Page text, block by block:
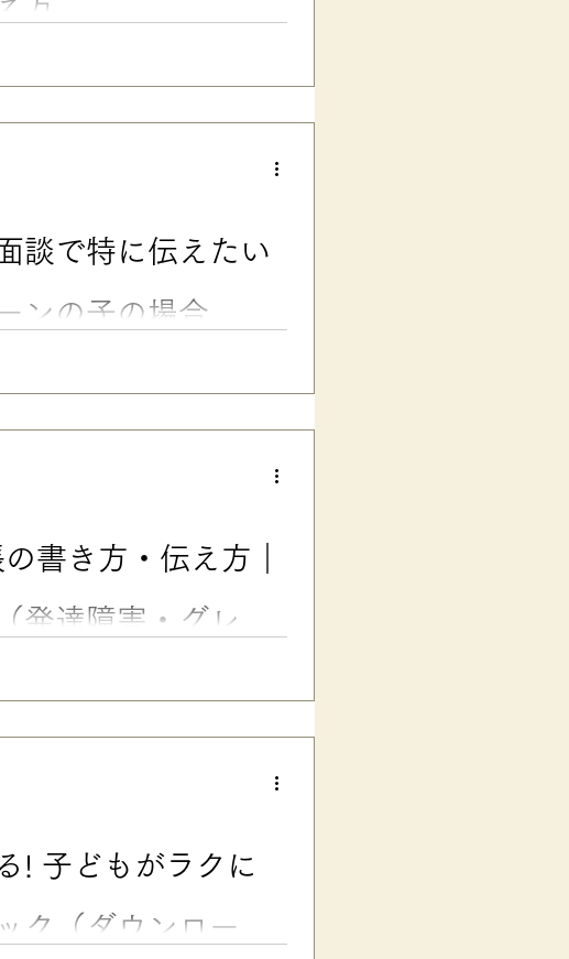
診断書を求められた時の考え方、担任
あるものの、確定的な診断には至らな
小学校低学年では、文字の「読み」
生。 今では二人とも、しっかりした
と言って、本人が何も困らなかった
談で特に伝えたい
ンの子の場合
よね。この記事では、新担任との面談
通常学級の先生に、たくさんお願い
してくれるといいんだけど……」 なん
でお伝えしたように、ちょっとした声
程度なら、連絡帳でOK。 でも…… 新学
書き方・伝え方｜
発達障害・グレー
も３人分の小学生時代の連絡帳、約30
ります😅）。 でも、 「通常学級の先
ちの子だけ特別扱いしてもらうわけ
いと思います。 この記事では、主に
使える（コピペOK）」連絡帳の文例を
! 子どもがラクに
ク（ダウンロード